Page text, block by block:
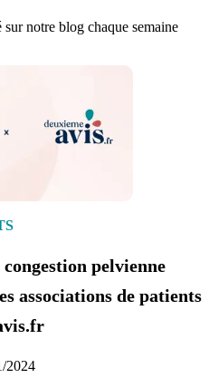
votre dossier médical en parallèle
notre blog chaque semaine
pelvienne
associations de patients
2024